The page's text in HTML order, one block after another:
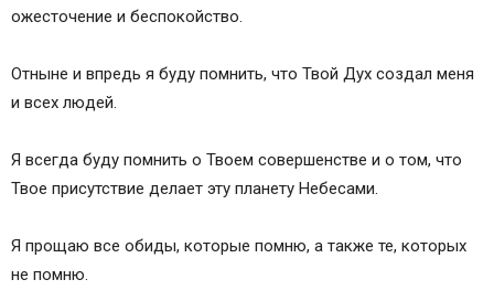
ожесточение и беспокойство.
Отныне и впредь я буду помнить, что Твой Дух создал меня
и всех людей.
Я всегда буду помнить о Твоем совершенстве и о том, что
Твое присутствие делает эту планету Небесами.
Я прощаю все обиды, которые помню, а также те, которых
не помню.